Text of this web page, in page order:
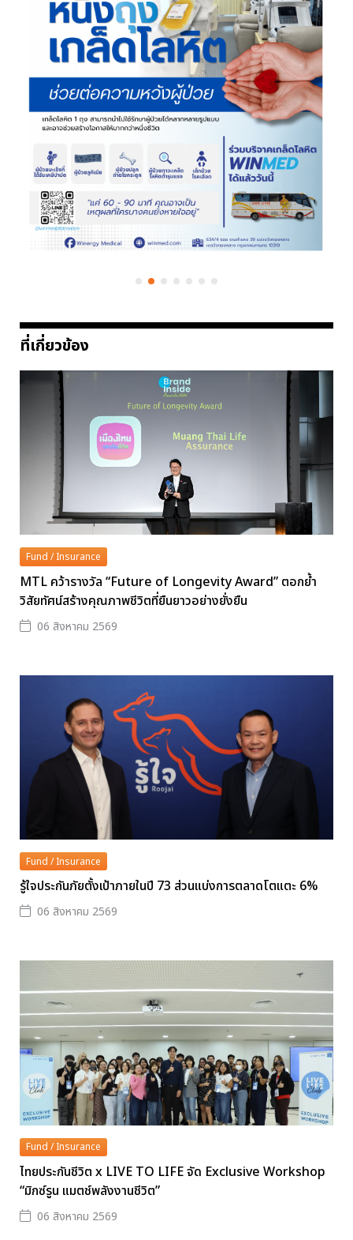
ที่เกี่ยวข้อง
Fund / Insurance
MTL คว้ารางวัล “Future of Longevity Award” ตอกย้ำ
วิสัยทัศน์สร้างคุณภาพชีวิตที่ยืนยาวอย่างยั่งยืน
06 สิงหาคม 2569
Fund / Insurance
รู้ใจประกันภัยตั้งเป้าภายในปี 73 ส่วนแบ่งการตลาดโตแตะ 6%
06 สิงหาคม 2569
Fund / Insurance
ไทยประกันชีวิต x LIVE TO LIFE จัด Exclusive Workshop
“มิกซ์รูน แมตช์พลังงานชีวิต”
06 สิงหาคม 2569